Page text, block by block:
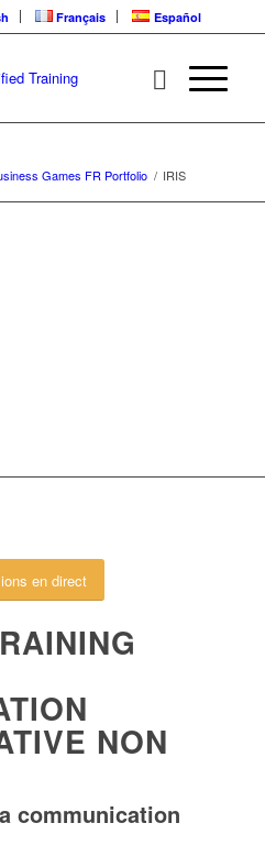
Français Español
Games FR Portfolio / IRIS
en direct
NON
communication